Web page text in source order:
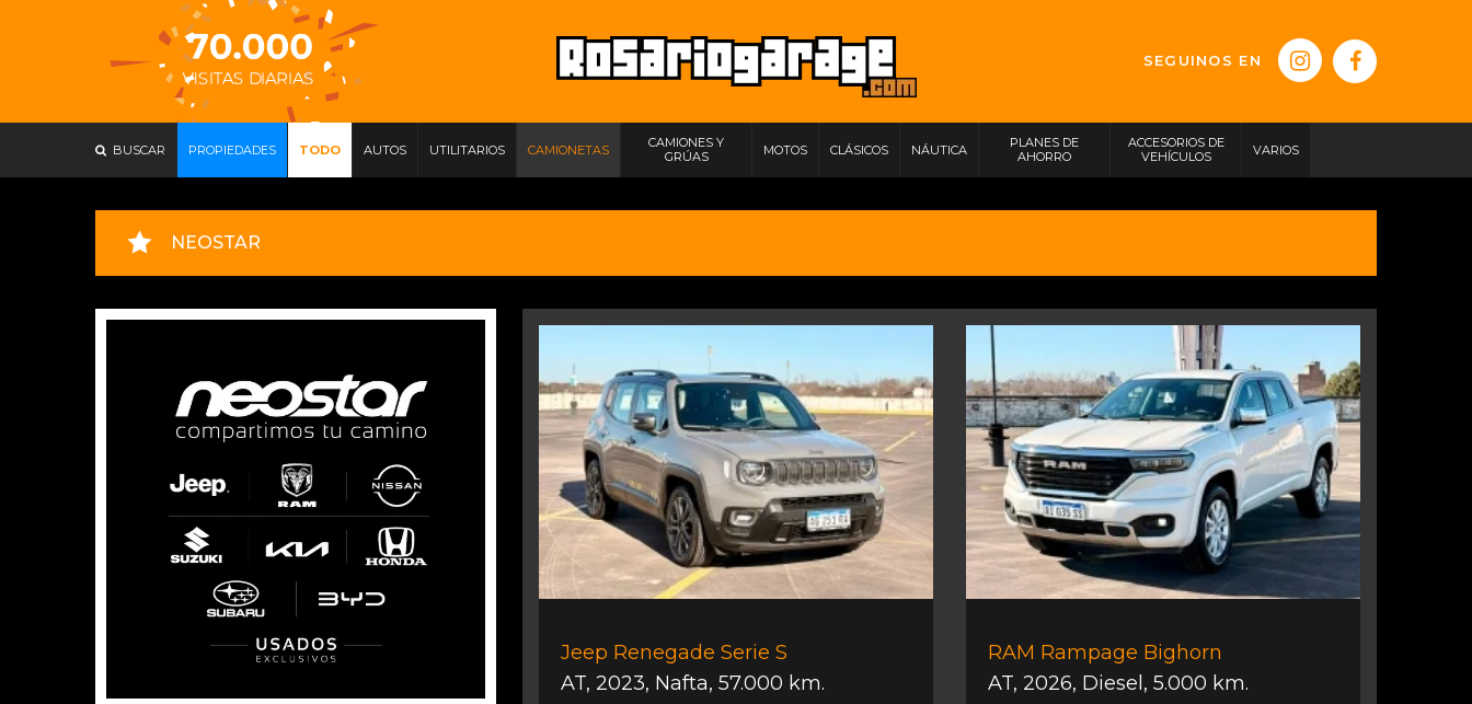
SEGUINOS EN
BUSCAR PROPIEDADES TODO AUTOS UTILITARIOS CAMIONETAS
CAMIONES Y
GRÚAS
MOTOS CLÁSICOS NÁUTICA
PLANES DE
AHORRO
ACCESORIOS DE
VEHÍCULOS
VARIOS
NEOSTAR
Jeep Renegade Serie S
AT, 2023, Nafta, 57.000 km.
RAM Rampage Bighorn
AT, 2026, Diesel , 5.000 km.